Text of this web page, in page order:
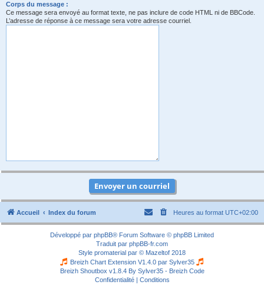
Corps du message :
Ce message sera envoyé au format texte, ne pas inclure de code HTML ni de BBCode.
L’adresse de réponse à ce message sera votre adresse courriel.
Accueil Index du forum Heures au format UTC+02:00
Développé par phpBB® Forum Software © phpBB Limited
Traduit par phpBB-fr.com
Style promaterial par © Mazeltof 2018
Breizh Chart Extension V1.4.0 par Sylver35
Breizh Shoutbox v1.8.4 By Sylver35 - Breizh Code
Confidentialité| Conditions